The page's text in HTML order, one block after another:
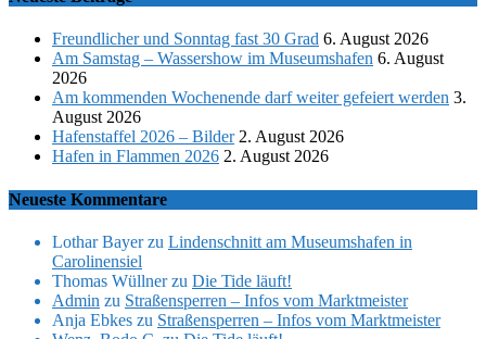
Freundlicher und Sonntag fast 30 Grad 6. August 2026
Am Samstag – Wassershow im Museumshafen 6. August
2026
Am kommenden Wochenende darf weiter gefeiert werden 3.
August 2026
Hafenstaffel 2026 – Bilder 2. August 2026
Hafen in Flammen 2026 2. August 2026
Neueste Kommentare
Lothar Bayerzu Lindenschnitt am Museumshafen in
Carolinensiel
Thomas Wüllnerzu Die Tide läuft!
Admin zu Straßensperren – Infos vom Marktmeister
Anja Ebkes zu Straßensperren – Infos vom Marktmeister